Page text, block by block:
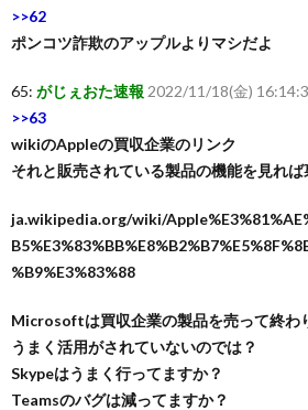
>>62
ポンコツ詐欺のアップルよりマシだよ
65: がじぇおた速報 2022/11/18(金)
>>63
wikiのAppleの買収企業のリンク
それと販売されている製品の機能を見れば
ja.wikipedia.org/wiki/
%B9%E3%83%88
Microsoftは買収企業の製品を売って終わ
うまく活用がされていないのでは？
Skypeはうまく行ってますか？
Teamsのバグは減ってますか？